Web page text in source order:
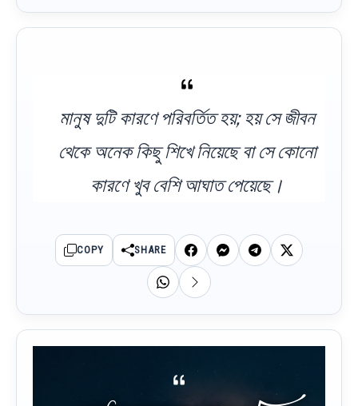
মানুষ দুটি কারণে পরিবর্তিত হয়; হয় সে জীবন
থেকে অনেক কিছু শিখে নিয়েছে বা সে কোনো
কারণে খুব বেশি আঘাত পেয়েছে।
COPY SHARE